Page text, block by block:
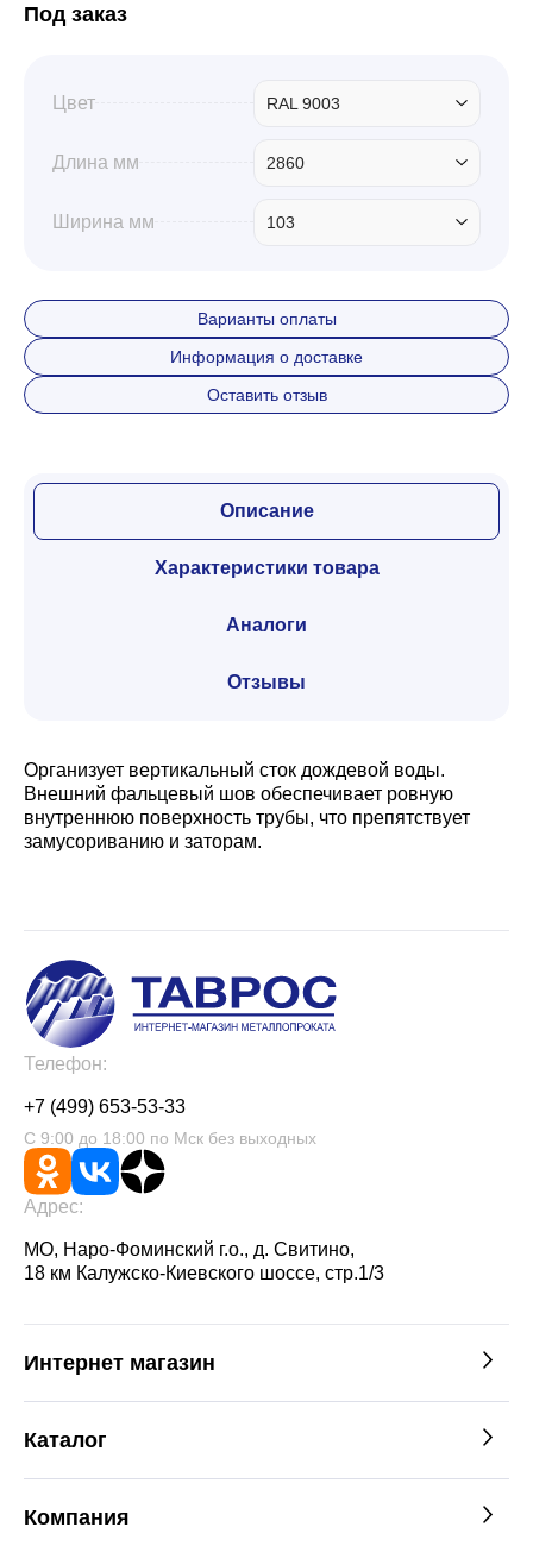
Под заказ
Цвет RAL 9003
Длина мм 2860
Ширина мм 103
Варианты оплаты
Информация о доставке
Оставить отзыв
Описание
Характеристики товара
Аналоги
Отзывы
Организует вертикальный сток дождевой воды.
Внешний фальцевый шов обеспечивает ровную
внутреннюю поверхность трубы, что препятствует
замусориванию и заторам.
Телефон:
+7 (499) 653-53-33
С 9:00 до 18:00 по Мск без выходных
Адрес:
МО, Наро-Фоминский г.о., д. Свитино,
18 км Калужско-Киевского шоссе, стр.1/3
Интернет магазин
Каталог
Компания